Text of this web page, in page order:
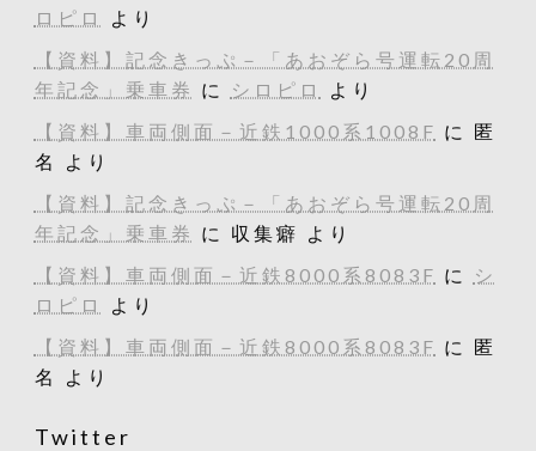
ロピロ
より
【資料】記念きっぷ－「あおぞら号運転20周
年記念」乗車券 に シロピロ
より
【資料】車両側面－近鉄1000系1008F に 匿
名
より
【資料】記念きっぷ－「あおぞら号運転20周
年記念」乗車券 に 収集癖
より
【資料】車両側面－近鉄8000系8083F に
シ
ロピロ
より
【資料】車両側面－近鉄8000系8083F に 匿
名
より
Twitter